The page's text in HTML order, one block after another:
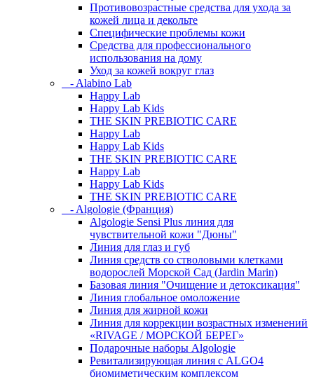
Противовозрастные средства для ухода за
кожей лица и декольте
Специфические проблемы кожи
Средства для профессионального
использования на дому
Уход за кожей вокруг глаз
- Alabino Lab
Happy Lab
Happy Lab Kids
THE SKIN PREBIOTIC CARE
Happy Lab
Happy Lab Kids
THE SKIN PREBIOTIC CARE
Happy Lab
Happy Lab Kids
THE SKIN PREBIOTIC CARE
- Algologie (Франция)
Algologie Sensi Plus линия для
чувcтвительной кожи "Дюны"
Линия для глаз и губ
Линия средств со стволовыми клетками
водорослей Морской Сад (Jardin Marin)
Базовая линия "Очищение и детоксикация"
Линия глобальное омоложение
Линия для жирной кожи
Линия для коррекции возрастных изменений
«RIVAGE / МОРСКОЙ БЕРЕГ»
Подарочные наборы Algologie
Ревитализирующая линия с ALGO4
биомиметическим комплексом